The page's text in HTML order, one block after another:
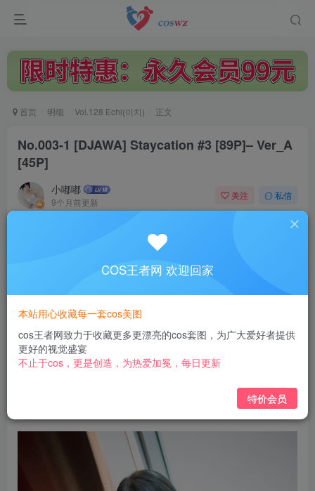
首页 明细 Vol.128 Echi(이치) 正文
No.003-1 [DJAWA] Staycation #3 [89P]– Ver_A
[45P]
小嘟嘟
9个月前更新
关注 私信
No.003-1 [DJAWA] Staycation #3 [89P]– Ver_A [45P]
此内容为付费阅读，请付费后查看
黄金会员 免费 免费
您当前未登录！建议登陆后购买，可保存购买订单
COS王者网 欢迎回家
本站用心收藏每一套cos美图
cos王者网致力于收藏更多更漂亮的cos套图，为广大爱好者提供
更好的视觉盛宴
不止于cos，更是创造，为热爱加冕，每日更新
特价会员